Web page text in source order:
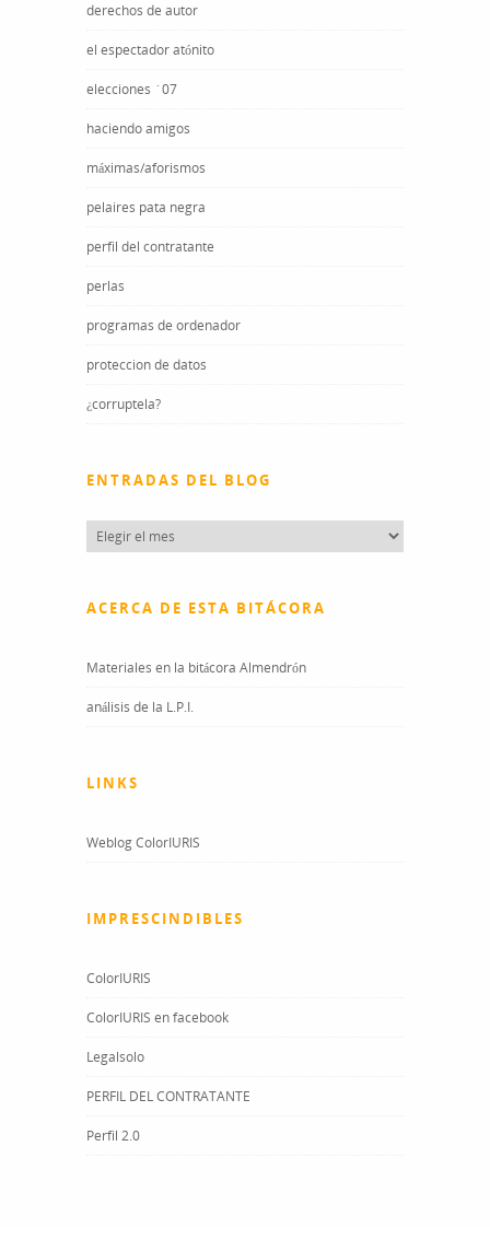
derechos de autor
el espectador atónito
elecciones ´07
haciendo amigos
máximas/aforismos
pelaires pata negra
perfil del contratante
perlas
programas de ordenador
proteccion de datos
¿corruptela?
ENTRADAS DEL BLOG
Entradas
del
ACERCA DE ESTA BITÁCORA
Materiales en la bitácora Almendrón
análisis de la L.P.I.
LINKS
Weblog ColorIURIS
IMPRESCINDIBLES
ColorIURIS
ColorIURIS en facebook
Legalsolo
PERFIL DEL CONTRATANTE
Perfil 2.0